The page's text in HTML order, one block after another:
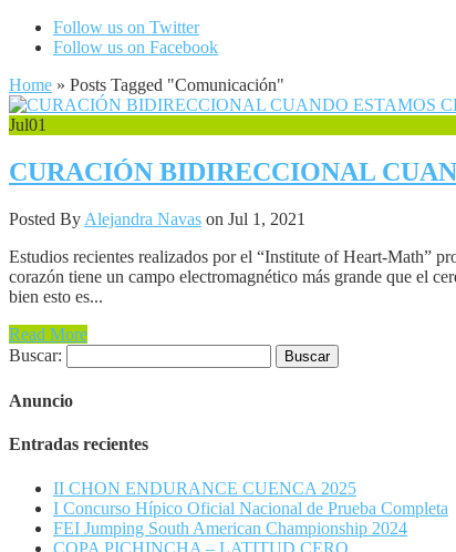
Follow us on Twitter
Follow us on Facebook
Home » Posts Tagged "Comunicación"
Jul01
CURACIÓN BIDIRECCIONAL
Posted By Alejandra Navas on Jul 1, 2021
Estudios recientes realizados por el “Institute of Heart-Math”
corazón tiene un campo electromagnético más grande que el
bien esto es...
Read More
Buscar:
Anuncio
Entradas recientes
II CHON ENDURANCE CUENCA 2025
I Concurso Hípico Oficial Nacional de Prueba Completa
FEI Jumping South American Championship 2024
COPA PICHINCHA – LATITUD CERO